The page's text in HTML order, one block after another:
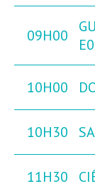
09H00
10H00
10H30
11H30